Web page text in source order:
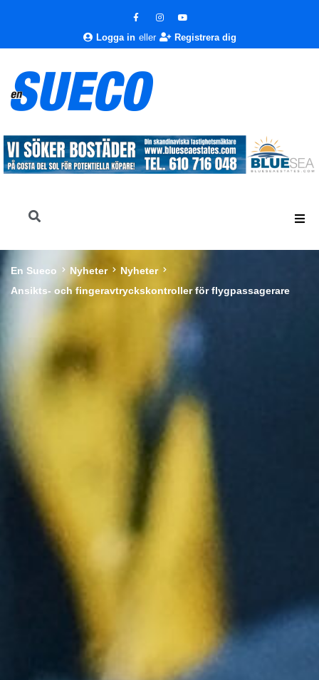
Logga in eller Registrera dig
En Sueco Nyheter
Nyheter
Ansikts- och fingeravtryckskontroller för flygpassagerare